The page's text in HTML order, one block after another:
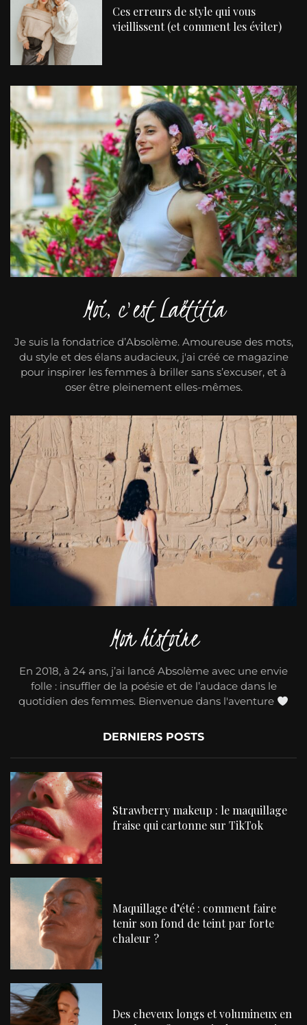
Ces erreurs de style qui vous
vieillissent (et comment les éviter)
Moi, c'est Laëtitia
Je suis la fondatrice d’Absolème. Amoureuse des mots,
du style et des élans audacieux, j'ai créé ce magazine
pour inspirer les femmes à briller sans s’excuser, et à
oser être pleinement elles-mêmes.
Mon histoire
En 2018, à 24 ans, j’ai lancé Absolème avec une envie
folle : insuffler de la poésie et de l’audace dans le
quotidien des femmes. Bienvenue dans l'aventure
DERNIERS POSTS
Strawberry makeup : le maquillage
fraise qui cartonne sur TikTok
Maquillage d’été : comment faire
tenir son fond de teint par forte
chaleur ?
Des cheveux longs et volumineux en